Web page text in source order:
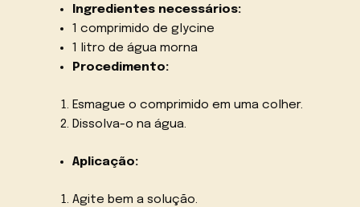
Ingredientes necessários:
1 comprimido de glycine
1 litro de água morna
Procedimento:
Esmague o comprimido em uma colher.
Dissolva-o na água.
Aplicação:
Agite bem a solução.